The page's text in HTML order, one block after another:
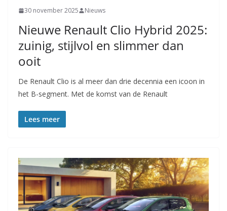
30 november 2025 Nieuws
Nieuwe Renault Clio Hybrid 2025:
zuinig, stijlvol en slimmer dan
ooit
De Renault Clio is al meer dan drie decennia een icoon in
het B-segment. Met de komst van de Renault
Lees meer